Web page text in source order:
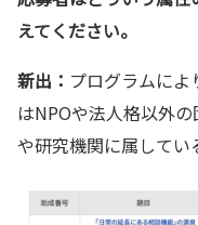
えてください。
新出： プログラムに
はNPOや法人格以外
や研究機関に属してい